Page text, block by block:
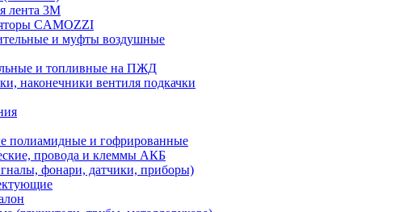
лента 3М
CAMOZZI
и муфты воздушные
и топливные на ПЖД
наконечники вентиля подкачки
полиамидные и гофрированные
провода и клеммы АКБ
фонари, датчики, приборы)